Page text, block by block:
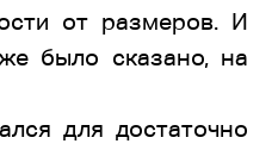
от размеров. И
было сказано, на
для достаточно